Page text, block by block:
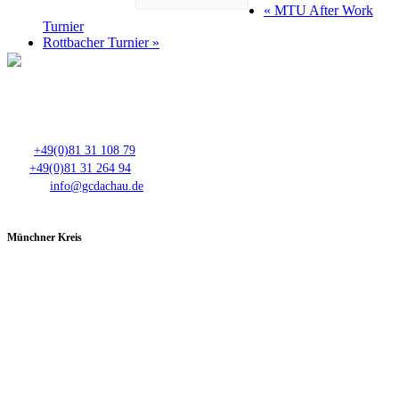
« MTU After Work
Turnier
Rottbacher Turnier »
+49(0)81 31 108 79
+49(0)81 31 264 94
info@gcdachau.de
Münchner Kreis